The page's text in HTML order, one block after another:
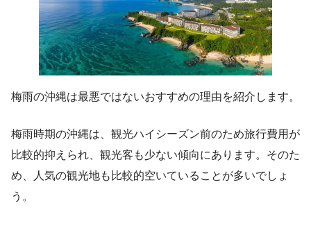
梅雨の沖縄は最悪ではないおすすめの理由を紹介します。
梅雨時期の沖縄は、観光ハイシーズン前のため旅行費用が
比較的抑えられ、観光客も少ない傾向にあります。そのた
め、人気の観光地も比較的空いていることが多いでしょ
う。